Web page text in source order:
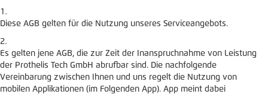
Diese AGB gelten für die Nutzung unseres Serviceangebots.
Es gelten jene AGB, die zur Zeit der Inanspruchnahme von Leistung
der Prothelis Tech GmbH abrufbar sind. Die nachfolgende
Vereinbarung zwischen Ihnen und uns regelt die Nutzung von
mobilen Applikationen (im Folgenden App). App meint dabei